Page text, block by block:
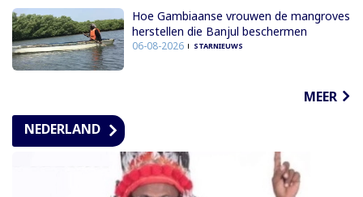
Hoe Gambiaanse vrouwen de mangroves
herstellen die Banjul beschermen
06-08-2026 STARNIEUWS
MEER
NEDERLAND